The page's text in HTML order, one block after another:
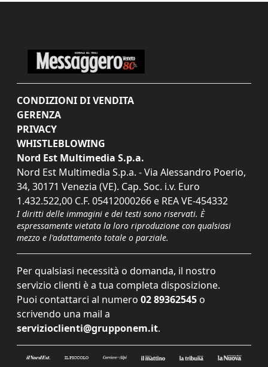
CONDIZIONI DI VENDITA
GERENZA
PRIVACY
WHISTLEBLOWING
Nord Est Multimedia S.p.a.
Nord Est Multimedia S.p.a. - Via Alessandro Poerio,
34, 30171 Venezia (VE). Cap. Soc. i.v. Euro
1.432.522,00 C.F. 05412000266 e REA VE-454332
I diritti delle immagini e dei testi sono riservati. È
espressamente vietata la loro riproduzione con qualsiasi
mezzo e l'adattamento totale o parziale.
Per qualsiasi necessità o domanda, il nostro
servizio clienti è a tua completa disposizione.
Puoi contattarci al numero 02 89362545 o
scrivendo una mail a
servizioclienti@grupponem.it.